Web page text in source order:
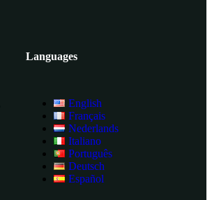
Languages
English
Français
Nederlands
Italiano
Português
Deutsch
Español